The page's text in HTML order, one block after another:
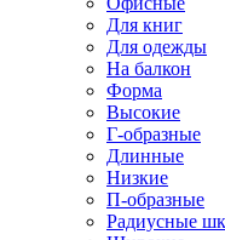
Для книг
Для одежды
На балкон
Форма
Высокие
Г-образные
Длинные
Низкие
П-образные
Радиусные